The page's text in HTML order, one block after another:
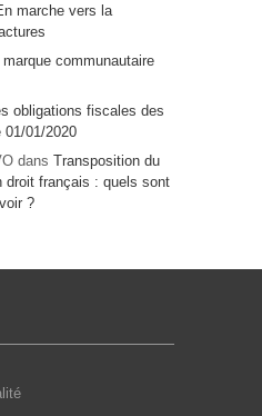
marche vers la
communautaire
obligations fiscales des
01/01/2020
dans Transposition du
droit français : quels sont
?